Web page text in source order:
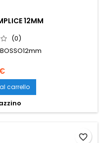
12MM
(0)
carrello
favorite_border